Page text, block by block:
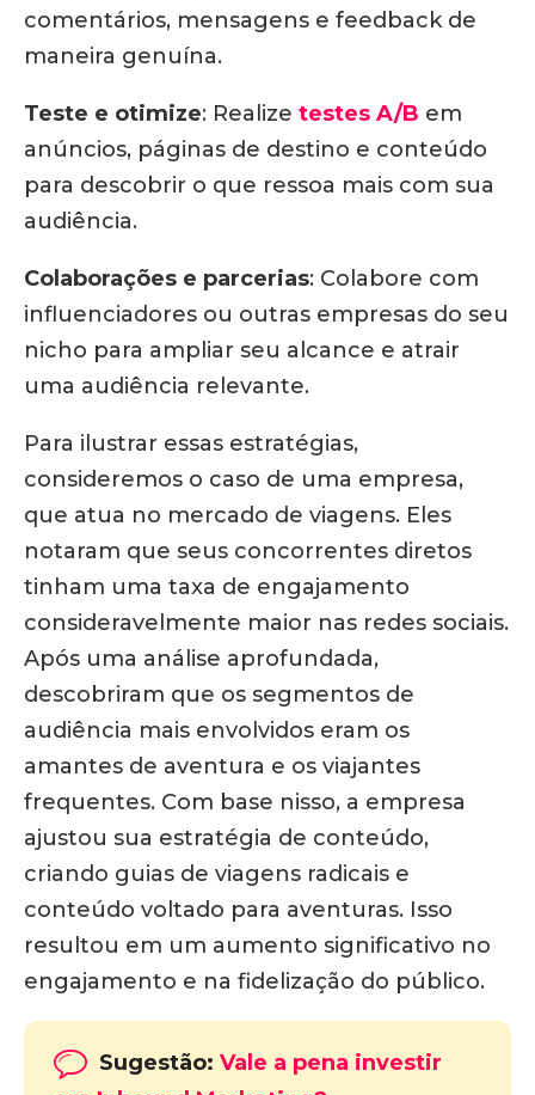
comentários, mensagens e feedback de
maneira genuína.
Teste e otimize: Realize testes A/B em
anúncios, páginas de destino e conteúdo
para descobrir o que ressoa mais com sua
audiência.
Colaborações e parcerias: Colabore com
influenciadores ou outras empresas do seu
nicho para ampliar seu alcance e atrair
uma audiência relevante.
Para ilustrar essas estratégias,
consideremos o caso de uma empresa,
que atua no mercado de viagens. Eles
notaram que seus concorrentes diretos
tinham uma taxa de engajamento
consideravelmente maior nas redes sociais.
Após uma análise aprofundada,
descobriram que os segmentos de
audiência mais envolvidos eram os
amantes de aventura e os viajantes
frequentes. Com base nisso, a empresa
ajustou sua estratégia de conteúdo,
criando guias de viagens radicais e
conteúdo voltado para aventuras. Isso
resultou em um aumento significativo no
engajamento e na fidelização do público.
Sugestão: Vale a pena investir